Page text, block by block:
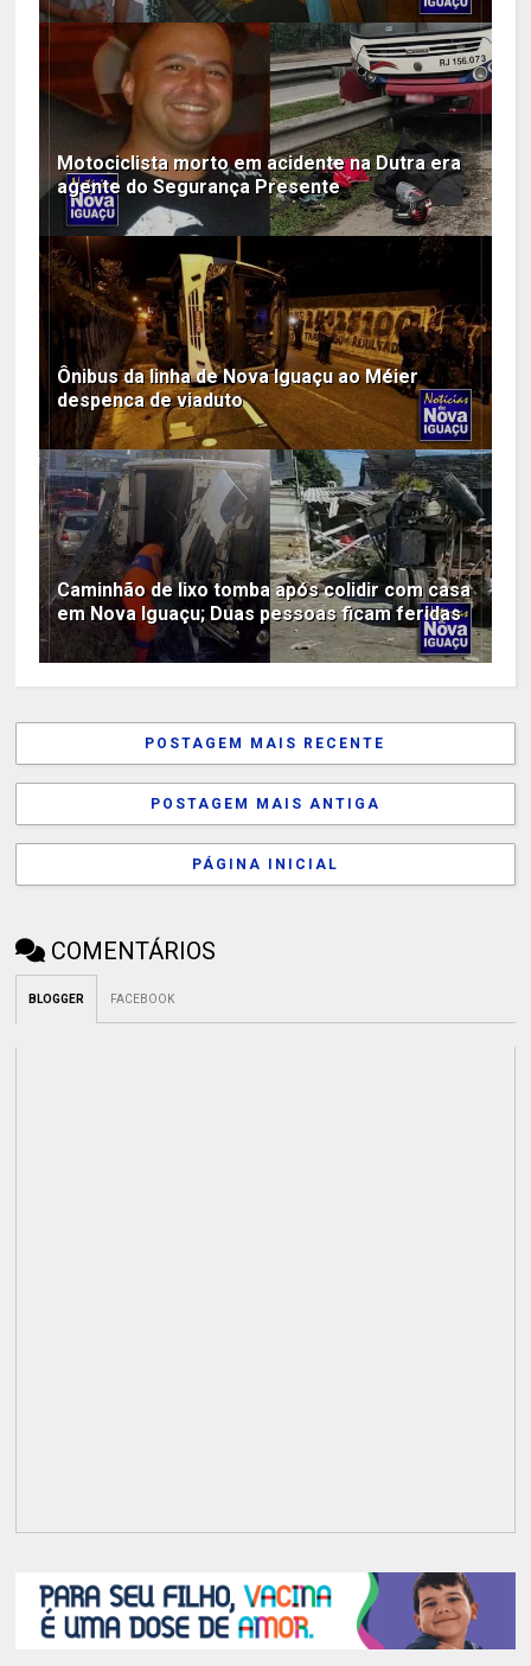
Motociclista morto em acidente na Dutra era
agente do Segurança Presente
Ônibus da linha de Nova Iguaçu ao Méier
despenca de viaduto
Caminhão de lixo tomba após colidir com casa
em Nova Iguaçu; Duas pessoas ficam feridas
POSTAGEM MAIS RECENTE
POSTAGEM MAIS ANTIGA
PÁGINA INICIAL
COMENTÁRIOS
BLOGGER FACEBOOK